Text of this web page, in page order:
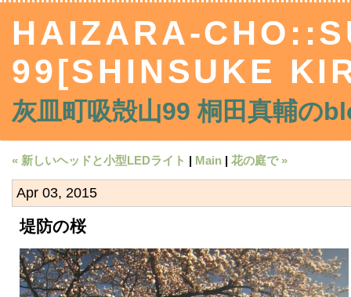
HAIZARA-
99[SHINSUKE
灰皿町吸殻山99 桐田真輔の
« 新しいヘッドと小型LEDライト | Main | 花の庭で »
Apr 03, 2015
堤防の桜